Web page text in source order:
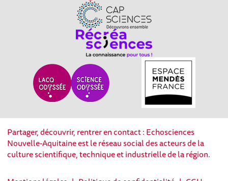
Partager, découvrir, rentrer en contact : Echosciences
Nouvelle-Aquitaine est le réseau social des acteurs de la
culture scientifique, technique et industrielle de la région.